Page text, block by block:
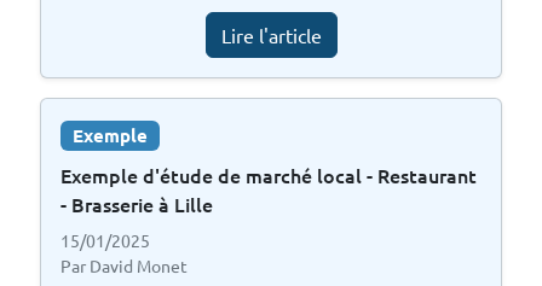
Lire l'article
Exemple
Exemple d'étude de marché local - Restaurant
- Brasserie à Lille
15/01/2025
Par David Monet